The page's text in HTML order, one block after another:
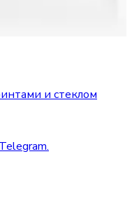
и стеклом